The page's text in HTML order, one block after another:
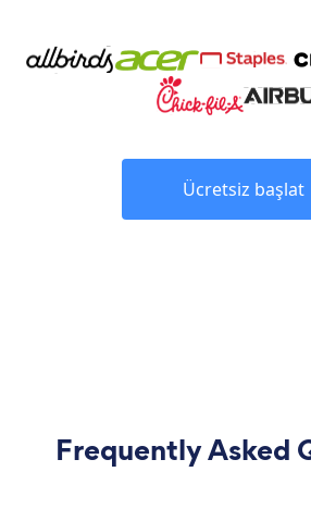
Ücretsiz başlat
Frequently Asked